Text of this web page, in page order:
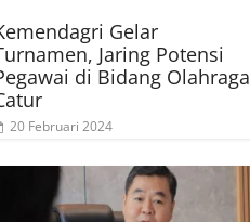
Gelar
Jaring Potensi
di Bidang Olahraga
20 Februari 2024